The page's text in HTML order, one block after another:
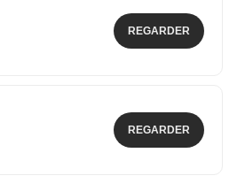
REGARDER
REGARDER